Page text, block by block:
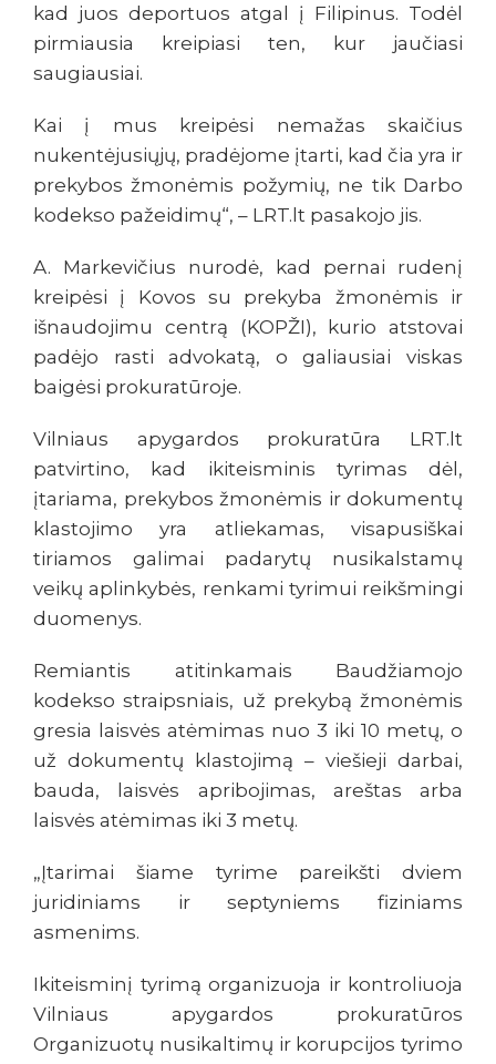
kad juos deportuos atgal į Filipinus. Todėl
pirmiausia kreipiasi ten, kur jaučiasi
saugiausiai.
Kai į mus kreipėsi nemažas skaičius
nukentėjusiųjų, pradėjome įtarti, kad čia yra ir
prekybos žmonėmis požymių, ne tik Darbo
kodekso pažeidimų“, – LRT.lt pasakojo jis.
A. Markevičius nurodė, kad pernai rudenį
kreipėsi į Kovos su prekyba žmonėmis ir
išnaudojimu centrą (KOPŽI), kurio atstovai
padėjo rasti advokatą, o galiausiai viskas
baigėsi prokuratūroje.
Vilniaus apygardos prokuratūra LRT.lt
patvirtino, kad ikiteisminis tyrimas dėl,
įtariama, prekybos žmonėmis ir dokumentų
klastojimo yra atliekamas, visapusiškai
tiriamos galimai padarytų nusikalstamų
veikų aplinkybės, renkami tyrimui reikšmingi
duomenys.
Remiantis atitinkamais Baudžiamojo
kodekso straipsniais, už prekybą žmonėmis
gresia laisvės atėmimas nuo 3 iki 10 metų, o
už dokumentų klastojimą – viešieji darbai,
bauda, laisvės apribojimas, areštas arba
laisvės atėmimas iki 3 metų.
„Įtarimai šiame tyrime pareikšti dviem
juridiniams ir septyniems fiziniams
asmenims.
Ikiteisminį tyrimą organizuoja ir kontroliuoja
Vilniaus apygardos prokuratūros
Organizuotų nusikaltimų ir korupcijos tyrimo